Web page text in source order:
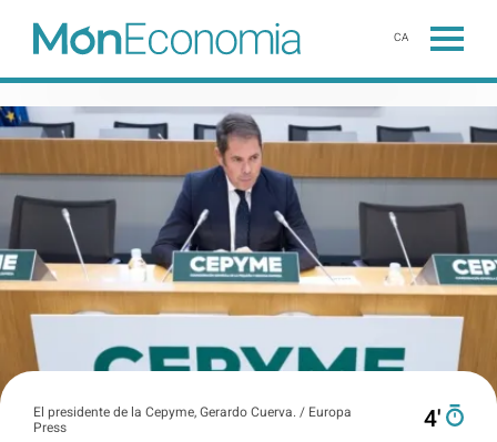
CA
El presidente de la Cepyme, Gerardo Cuerva. / Europa
Press
4′